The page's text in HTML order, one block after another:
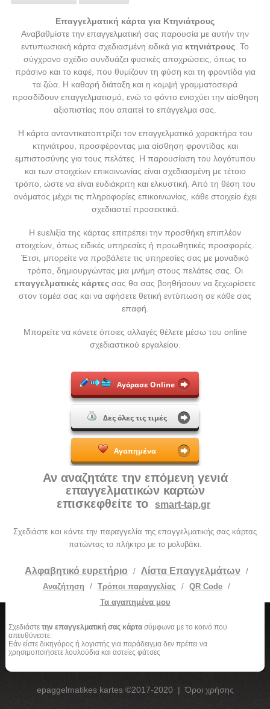
Επαγγελματική κάρτα για Κτηνιάτρους
Αναβαθμίστε την επαγγελματική σας παρουσία με αυτήν την
εντυπωσιακή κάρτα σχεδιασμένη ειδικά για κτηνιάτρους. Το
σύγχρονο σχέδιο συνδυάζει φυσικές αποχρώσεις, όπως το
πράσινο και το καφέ, που θυμίζουν τη φύση και τη φροντίδα για
τα ζώα. Η καθαρή διάταξη και η κομψή γραμματοσειρά
προσδίδουν επαγγελματισμό, ενώ το φόντο ενισχύει την αίσθηση
αξιοπιστίας που απαιτεί το επάγγελμα σας.
Η κάρτα ανταντικατοπτρίζει τον επαγγελματικό χαρακτήρα του
κτηνιάτρου, προσφέροντας μια αίσθηση φροντίδας και
εμπιστοσύνης για τους πελάτες. Η παρουσίαση του λογότυπου
και των στοιχείων επικοινωνίας είναι σχεδιασμένη με τέτοιο
τρόπο, ώστε να είναι ευδιάκριτη και ελκυστική. Από τη θέση του
ονόματος μέχρι τις πληροφορίες επικοινωνίας, κάθε στοιχείο έχει
σχεδιαστεί προσεκτικά.
Η ευελιξία της κάρτας επιτρέπει την προσθήκη επιπλέον
στοιχείων, όπως ειδικές υπηρεσίες ή προωθητικές προσφορές.
Έτσι, μπορείτε να προβάλετε τις υπηρεσίες σας με μοναδικό
τρόπο, δημιουργώντας μια μνήμη στους πελάτες σας. Οι
επαγγελματικές κάρτες σας θα σας βοηθήσουν να ξεχωρίσετε
στον τομέα σας και να αφήσετε θετική εντύπωση σε κάθε σας
επαφή.
Μπορείτε να κάνετε όποιες αλλαγές θέλετε μέσω του online
σχεδιαστικού εργαλείου.
Αγόρασε Online
Δες όλες τις τιμές
Αγαπημένα
Αν αναζητάτε την επόμενη γενιά
επαγγελματικών καρτών
επισκεφθείτε το
smart-tap.gr
Σχεδιάστε και κάντε την παραγγελία της επαγγελματικής σας κάρτας
πατώντας το πλήκτρο με το μολυβάκι.
Αλφαβητικό ευρετήριο / Λίστα Επαγγελμάτων
/
Αναζήτηση
/ Τρόποι παραγγελίας / QR Code /
Τα αγαπημένα μου
Σχεδιάστε την επαγγελματική σας κάρτα σύμφωνα με το κοινό που
απευθύνεστε.
Εάν είστε δικηγόρος ή λογιστής για παράδειγμα δεν πρέπει να
χρησιμοποιήσετε λουλούδια και αστείες φάτσες
epaggelmatikes kartes ©2017-2020 | Όροι χρήσης